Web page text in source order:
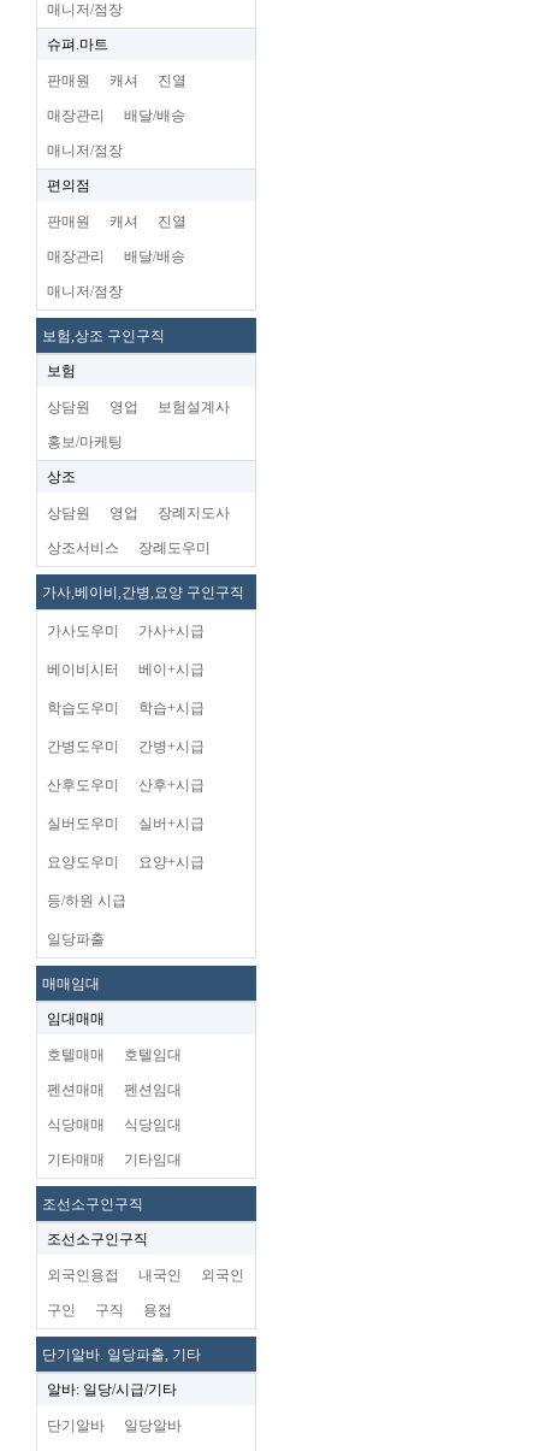
매니저/점장
슈펴.마트
판매원 캐셔 진열
매장관리 배달/배송
매니저/점장
편의점
판매원 캐셔 진열
매장관리 배달/배송
매니저/점장
보험,상조 구인구직
보험
상담원 영업 보험설계사
홍보/마케팅
상조
상담원 영업 장례지도사
상조서비스 장례도우미
가사,베이비,간병,요양 구인구직
가사도우미 가사+시급
베이비시터 베이+시급
학습도우미 학습+시급
간병도우미 간병+시급
산후도우미 산후+시급
실버도우미 실버+시급
요양도우미 요양+시급
등/하원 시급
일당파출
매매임대
임대매매
호텔매매 호텔임대
펜션매매 펜션임대
식당매매 식당임대
기타매매 기타임대
조선소구인구직
조선소구인구직
외국인용접 내국인 외국인
구인 구직 용접
단기알바. 일당파출, 기타
알바: 일당/시급/기타
단기알바 일당알바